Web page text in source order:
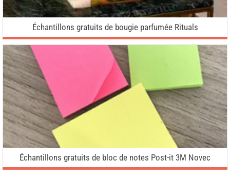
Échantillons gratuits de bougie parfumée Rituals
Échantillons gratuits de bloc de notes Post-it 3M Novec